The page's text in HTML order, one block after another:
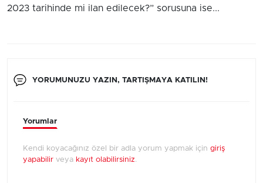
2023 tarihinde mi ilan edilecek?” sorusuna ise...
YORUMUNUZU YAZIN, TARTIŞMAYA KATILIN!
Yorumlar
Kendi koyacağınız özel bir adla yorum yapmak için giriş
yapabilir veya kayıt olabilirsiniz.